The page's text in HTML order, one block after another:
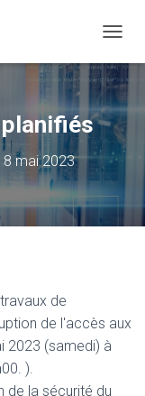
8 mai 2023
de
de l'accès aux
2023 (samedi) à
).
de la sécurité du